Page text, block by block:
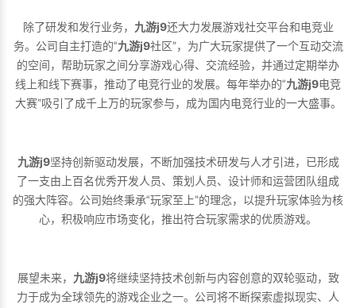
除了研发和发行业务， 九游j9还大力发展游戏社交平台和电竞业
务。公司自主打造的“九游j9社区”，为广大玩家提供了一个互动交流
的空间，帮助玩家之间分享游戏心得、交流经验，并通过定期举办
线上和线下赛事，推动了电竞行业的发展。每年举办的“九游j9电竞
大赛”吸引了成千上万的玩家参与，成为国内电竞行业的一大盛事。
九游j9坚持创新驱动发展，不断加强技术研发与人才引进，已形成
了一支由上百名优秀开发人员、策划人员、设计师和运营团队组成
的强大阵容。公司始终秉承“玩家至上”的理念，以提升玩家体验为核
心，积极响应市场变化，推出符合玩家需求的优质游戏。
展望未来， 九游j9将继续坚持技术创新与内容创意的双轮驱动，致
力于成为全球领先的游戏企业之一。公司将不断探索虚拟现实、人